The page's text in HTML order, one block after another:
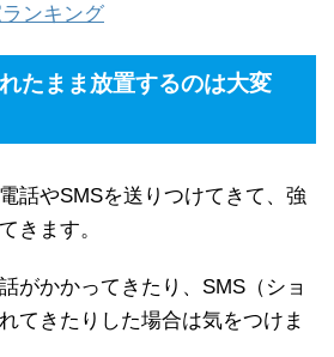
ンキング
たまま放置するのは大変
話やSMSを送りつけてきて、強
きます。
がかかってきたり、SMS（ショ
てきたりした場合は気をつけま